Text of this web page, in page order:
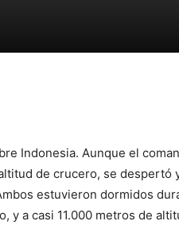
Indonesia. Aunque el
de crucero, se despertó
estuvieron dormidos
y a casi 11.000 metros de